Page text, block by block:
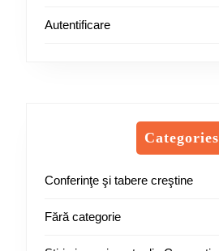
Autentificare
Categories
Conferinţe şi tabere creştine
Fără categorie